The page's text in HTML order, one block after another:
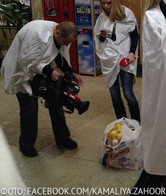
ФОТО: FACEBOOK.COM/KAMALIYA.ZAHOOR